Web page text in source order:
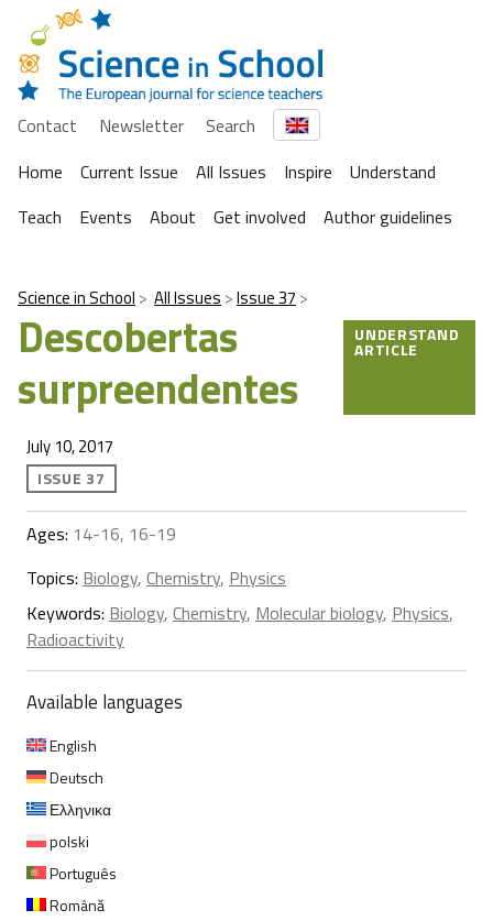
Contact Newsletter
Search
Home
Current Issue All Issues Inspire
Understand
Teach
Events About Get involved Author guidelines
Science in School All Issues Issue 37
Descobertas
surpreendentes
UNDERSTAND
ARTICLE
July 10, 2017
ISSUE 37
Ages: 14-16, 16-19
Topics: Biology, Chemistry, Physics
Keywords: Biology, Chemistry, Molecular biology, Physics,
Radioactivity
Available languages
English
Deutsch
Ελληνικα
polski
Português
Română